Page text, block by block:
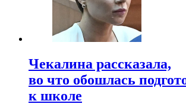
Чекалина рассказала,
во что обошлась
к школе